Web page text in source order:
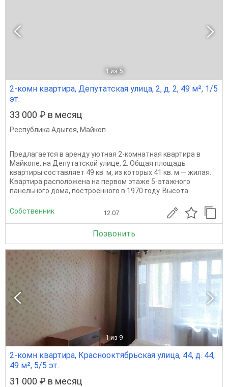
1 из 5
2-комн квартира, Депутатская улица, 2, д. 2, 49 м², 1/5
эт.
33 000 ₽ в месяц
Республика Адыгея, Майкоп
Предлагается в аренду уютная 2-комнатная квартира в
Майкопе, на Депутатской улице, 2. Общая площадь
квартиры составляет 49 кв. м, из которых 41 кв. м — жилая.
Квартира расположена на первом этаже 5-этажного
панельного дома, построенного в 1970 году. Высота...
Собственник 12.07
Позвонить
1 из 9
2-комн квартира, Краснооктябрьская улица, 44, д. 44,
49 м², 5/5 эт.
31 000 ₽ в месяц